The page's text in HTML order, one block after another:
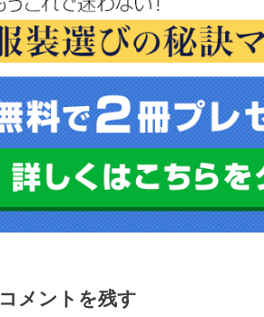
コメントを残す